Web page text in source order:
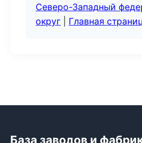
Северо-Западный
округ
Главная
База заводов и